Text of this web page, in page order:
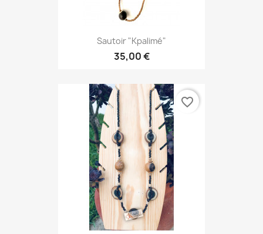
Sautoir "Kpalimé"
35,00 €
favorite_border